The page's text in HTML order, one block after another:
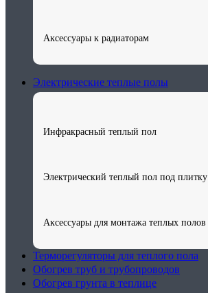
Аксессуары к радиаторам
Электрические теплые полы
Инфракрасный теплый пол
Электрический теплый пол под плитку
Аксессуары для монтажа теплых полов
Терморегуляторы для теплого пола
Обогрев труб и трубопроводов
Обогрев грунта в теплице